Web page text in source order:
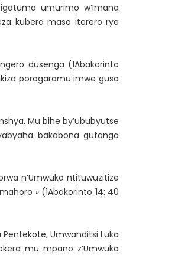
umurimo w’Imana
kubera maso iterero rye
dusenga (1Abakorinto
porogaramu imwe gusa
Mu bihe by’ububyutse
bakabona gutanga
n’Umwuka ntituwuzitize
» (1Abakorinto 14: 40
Umwanditsi Luka
mu mpano z’Umwuka